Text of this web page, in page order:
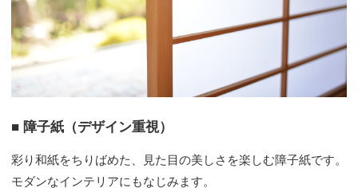
■ 障子紙（デザイン重視）
彩り和紙をちりばめた、見た目の美しさを楽しむ障子紙です。
モダンなインテリアにもなじみます。